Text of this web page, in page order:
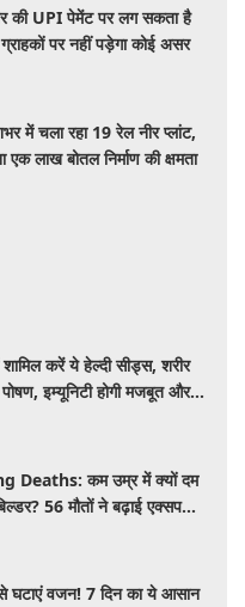
की UPI पेमेंट पर लग सकता है
पर नहीं पड़ेगा कोई असर
में चला रहा 19 रेल नीर प्लांट,
एक लाख बोतल निर्माण की क्षमता
करें ये हेल्दी सीड्स, शरीर
इम्यूनिटी होगी मजबूत और
Deaths: कम उम्र में क्यों दम
56 मौतों ने बढ़ाई एक्सपर्ट्स
घटाएं वजन! 7 दिन का ये आसान